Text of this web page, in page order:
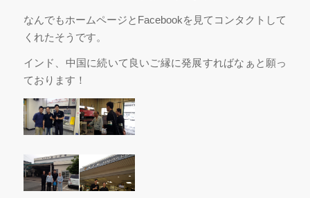
なんでもホームページとFacebookを見てコンタクトして
くれたそうです。
インド、中国に続いて良いご縁に発展すればなぁと願っ
ております！